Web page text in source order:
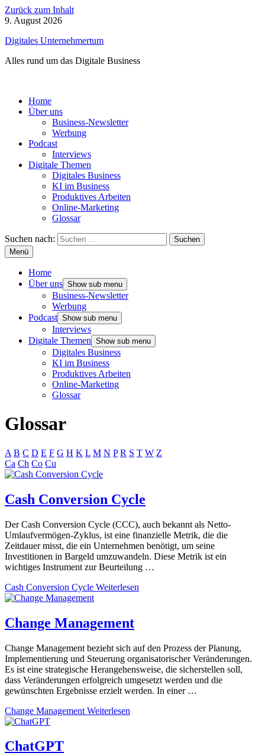
Zurück zum Inhalt
9. August 2026
Digitales Unternehmertum
Alles rund um das Digitale Business
Home
Über uns
Business-Newsletter
Werbung
Podcast
Interviews
Digitale Themen
Digitales Business
KI im Business
Produktives Arbeiten
Online-Marketing
Glossar
Suchen nach:
Menü
Home
Über uns Show sub menu
Business-Newsletter
Werbung
Podcast Show sub menu
Interviews
Digitale Themen Show sub menu
Digitales Business
KI im Business
Produktives Arbeiten
Online-Marketing
Glossar
Glossar
A B C D E F G H K L M N P R S T W Z
Ca Ch Co Cu
Cash Conversion Cycle
Der Cash Conversion Cycle (CCC), auch bekannt als Netto-
Umlaufvermögen-Zyklus, ist eine finanzielle Metrik, die die
Zeitdauer misst, die ein Unternehmen benötigt, um seine
Investitionen in Bargeld umzuwandeln. Diese Metrik ist ein
wichtiges Instrument zur Beurteilung …
Cash Conversion Cycle Weiterlesen
Change Management
Change Management bezieht sich auf den Prozess der Planung,
Implementierung und Steuerung organisatorischer Veränderungen.
Es ist eine strategische Herangehensweise, die sicherstellen soll,
dass Veränderungen erfolgreich umgesetzt werden und die
gewünschten Ergebnisse erzielt werden. In einer …
Change Management Weiterlesen
ChatGPT